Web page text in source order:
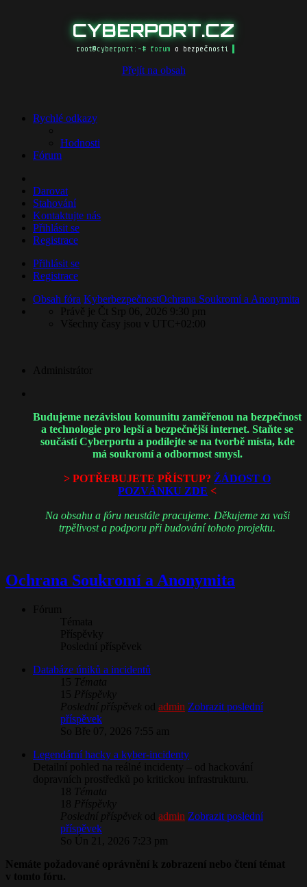
CYBERPORT.CZ
root@cyberport:~# forum o bezpečnosti
Přejít na obsah
Rychlé odkazy
Hodnosti
Fórum
Darovat
Stahování
Kontaktujte nás
Přihlásit se
Registrace
Přihlásit se
Registrace
Obsah fóra Kyberbezpečnost​Ochrana Soukromí a Anonymita
Právě je Čt Srp 06, 2026 9:30 pm
Všechny časy jsou v UTC+02:00
Administrátor
Budujeme nezávislou komunitu zaměřenou na bezpečnost
a technologie pro lepší a bezpečnější internet. Staňte se
součástí Cyberportu a podílejte se na tvorbě místa, kde
má soukromí a odbornost smysl.
> POTŘEBUJETE PŘÍSTUP? ŽÁDOST O
POZVÁNKU ZDE <
Na obsahu a fóru neustále pracujeme. Děkujeme za vaši
trpělivost a podporu při budování tohoto projektu.
​Ochrana Soukromí a Anonymita
Fórum
Témata
Příspěvky
Poslední příspěvek
Databáze úniků a incidentů
15 Témata
15 Příspěvky
Poslední příspěvek od admin Zobrazit poslední
příspěvek
So Bře 07, 2026 7:55 am
Legendární hacky a kyber-incidenty
Detailní pohled na reálné incidenty – od hackování
dopravních prostředků po kritickou infrastrukturu.
18 Témata
18 Příspěvky
Poslední příspěvek od admin Zobrazit poslední
příspěvek
So Ún 21, 2026 7:23 pm
Nemáte požadované oprávnění k zobrazení nebo čtení témat
v tomto fóru.